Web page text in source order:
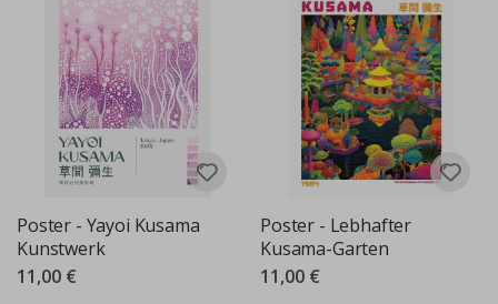
Poster - Yayoi Kusama
Kunstwerk
11,00 €
Poster - Lebhafter
Kusama-Garten
11,00 €